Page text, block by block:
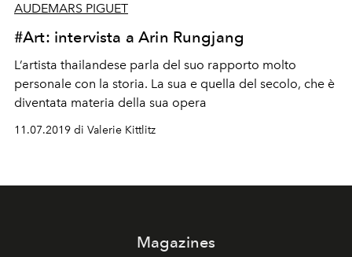
AUDEMARS PIGUET
#Art: intervista a Arin Rungjang
L’artista thailandese parla del suo rapporto molto
personale con la storia. La sua e quella del secolo, che è
diventata materia della sua opera
11.07.2019 di Valerie Kittlitz
Magazines